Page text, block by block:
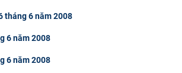
tháng 6 năm 2008
6 năm 2008
6 năm 2008